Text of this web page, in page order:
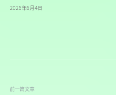
2026年6月4日
前一篇文章